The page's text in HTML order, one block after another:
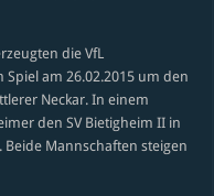
die VfL
am 26.02.2015 um den
Neckar. In einem
den SV Bietigheim II in
Beide Mannschaften steigen